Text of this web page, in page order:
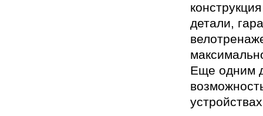
детали,
Еще одним